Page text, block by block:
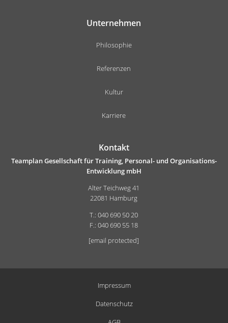
Unternehmen
Philosophie
Referenzen
Kultur
Karriere
Kontakt
Teamplan Gesellschaft für Training, Personal- und Organisations-
Entwicklung mbH
Alter Teichweg 41
22081 Hamburg
T.: 040 690 50 20
F.: 040 690 55 18
[email protected]
Impressum
Datenschutz